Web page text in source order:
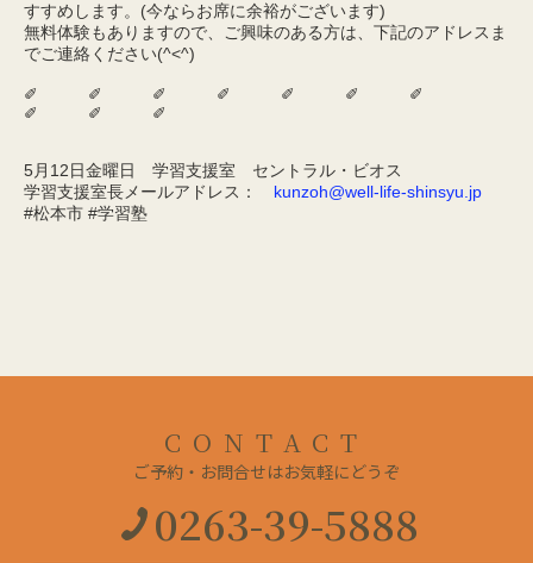
すすめします。(今ならお席に余裕がございます)
無料体験もありますので、ご興味のある方は、下記のアドレスま
でご連絡ください(^<^)
✐ ✐ ✐ ✐ ✐ ✐ ✐
✐ ✐ ✐
5月12日金曜日 学習支援室 セントラル・ビオス
学習支援室長メールアドレス： kunzoh@well-life-shinsyu.jp
#松本市 #学習塾
CONTACT
ご予約・お問合せはお気軽にどうぞ
0263-39-5888